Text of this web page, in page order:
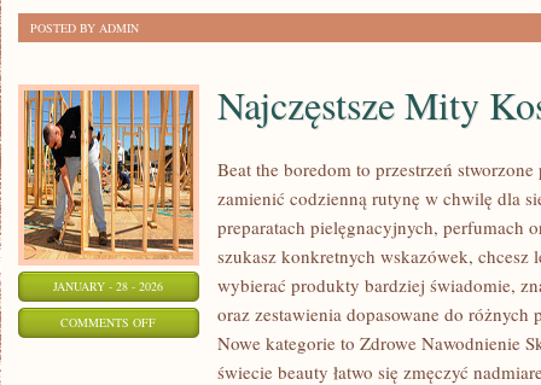
POSTED BY ADMIN
JANUARY - 28 - 2026
COMMENTS OFFON
NAJCZĘSTSZE
Najczęstsze Mity
Beat the boredom to przestrzeń
zamienić codzienną rutynę w chwilę dla
preparatach pielęgnacyjnych, perfumach
szukasz konkretnych wskazówek, chcesz
wybierać produkty bardziej świadomie,
oraz zestawienia dopasowane do
Nowe kategorie to Zdrowe Nawodnienie
świecie beauty łatwo się zmęczyć